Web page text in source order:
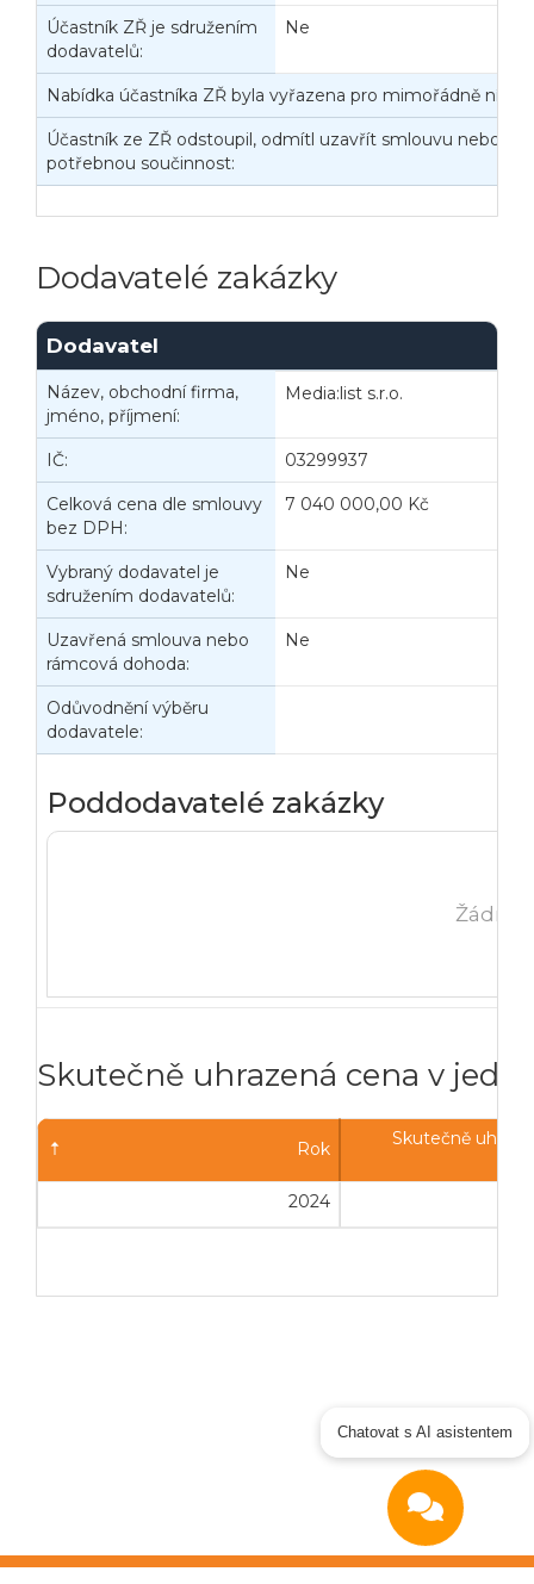
Účastník ZŘ je sdružením
dodavatelů:
Ne
Nabídka účastníka ZŘ byla vyřazena pro mimořádně
Účastník ze ZŘ odstoupil, odmítl uzavřít smlouvu nebo
potřebnou součinnost:
Dodavatelé zakázky
Dodavatel
Název, obchodní firma,
jméno, příjmení:
Media:list s.r.o.
IČ: 03299937
Celková cena dle smlouvy
bez DPH:
7 040 000,00 Kč
Vybraný dodavatel je
sdružením dodavatelů:
Ne
Uzavřená smlouva nebo
rámcová dohoda:
Ne
Odůvodnění výběru
dodavatele:
Poddodavatelé zakázky
Žádná
Skutečně uhrazená cena v
Rok Skutečně
2024
Chatovat s AI asistentem